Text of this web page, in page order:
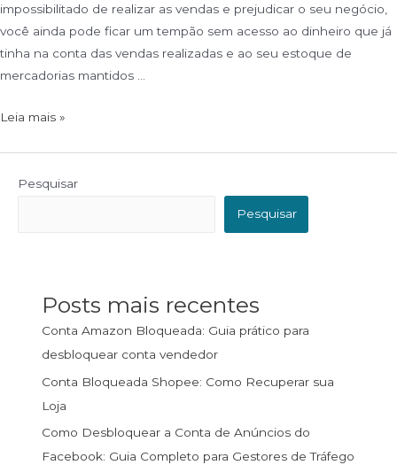
impossibilitado de realizar as vendas e prejudicar o seu negócio,
você ainda pode ficar um tempão sem acesso ao dinheiro que já
tinha na conta das vendas realizadas e ao seu estoque de
mercadorias mantidos …
Leia mais »
Pesquisar
Pesquisar
Posts mais recentes
Conta Amazon Bloqueada: Guia prático para
desbloquear conta vendedor
Conta Bloqueada Shopee: Como Recuperar sua
Loja
Como Desbloquear a Conta de Anúncios do
Facebook: Guia Completo para Gestores de Tráfego